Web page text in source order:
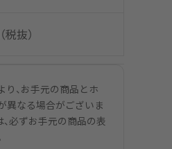
税抜）
、お手元の商品とホ
異なる場合がございま
必ずお手元の商品の表